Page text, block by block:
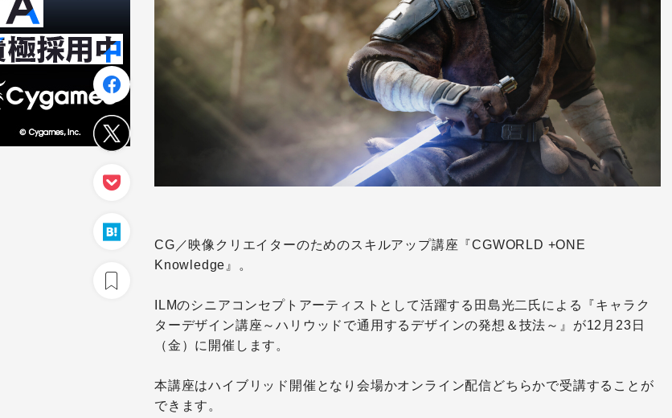
CG／映像クリエイターのためのスキルアップ講座『CGWORLD +ONE
Knowledge』。
ILMのシニアコンセプトアーティストとして活躍する田島光二氏による『キャラク
ターデザイン講座～ハリウッドで通用するデザインの発想＆技法～』が12月23日
（金）に開催します。
本講座はハイブリッド開催となり会場かオンライン配信どちらかで受講することが
できます。